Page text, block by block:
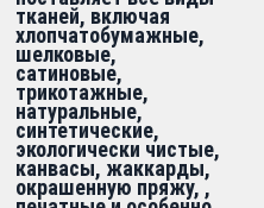
тканей, включая
хлопчатобумажные,
шелковые,
сатиновые,
трикотажные,
натуральные,
синтетические,
экологически чистые,
канвасы, жаккарды,
окрашенную пряжу, ,